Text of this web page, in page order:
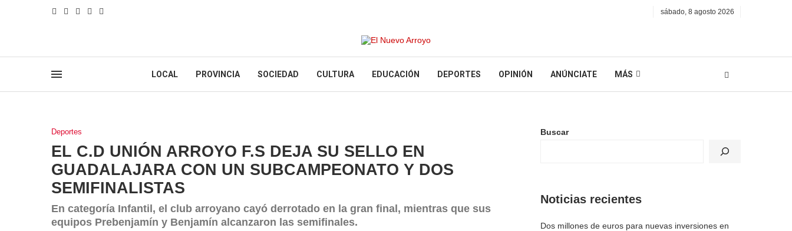
sábado, 8 agosto 2026
LOCAL PROVINCIA SOCIEDAD CULTURA EDUCACIÓN DEPORTES OPINIÓN ANÚNCIATE MÁS
Deportes
EL C.D UNIÓN ARROYO F.S DEJA SU SELLO EN
GUADALAJARA CON UN SUBCAMPEONATO Y DOS
SEMIFINALISTAS
En categoría Infantil, el club arroyano cayó derrotado en la gran final, mientras que sus
equipos Prebenjamín y Benjamín alcanzaron las semifinales.
Buscar
Noticias recientes
Dos millones de euros para nuevas inversiones en